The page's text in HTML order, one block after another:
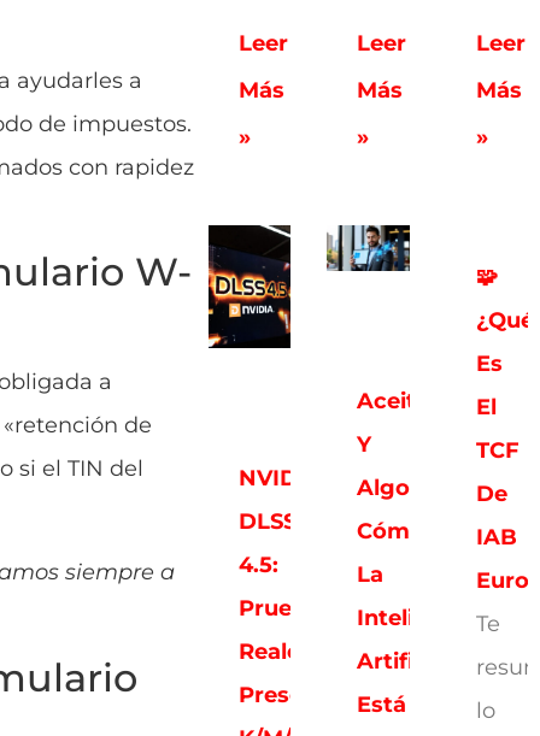
ayudarles a
de impuestos.
con rapidez
W-
a
de
si el TIN del
siempre a
Leer
Más
»
Leer
Más
»
Leer
Más
»
NVIDIA
DLSS
4.5:
Pruebas
Reales,
Presets
Aceitunas
Y
Algoritmos:
Cómo
La
Inteligencia
Artificial
Está
🧩
¿Qué
Es
El
TCF
De
IAB
Te
lo